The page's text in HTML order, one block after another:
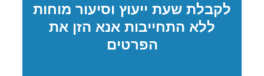
לקבלת שעת ייעוץ וסיעור מוחות
ללא התחייבות אנא הזן את
הפרטים